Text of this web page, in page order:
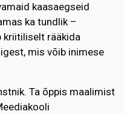
kaasaegseid
ka tundlik –
kriitiliselt rääkida
mis võib inimese
Ta õppis maalimist